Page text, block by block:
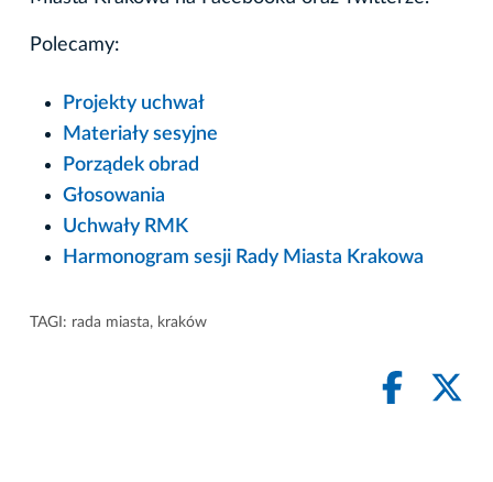
Polecamy:
Projekty uchwał
Materiały sesyjne
Porządek obrad
Głosowania
Uchwały RMK
Harmonogram sesji Rady Miasta Krakowa
TAGI: rada miasta, kraków